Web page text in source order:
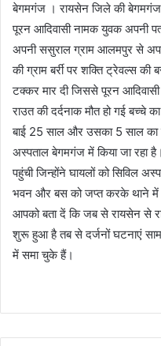
बेगमगंज । रायसेन जिले की बेगमगंज
पूरन आदिवासी नामक युवक अपनी
अपनी ससुराल ग्राम आलमपुर से अपने
की ग्राम बर्री पर शक्ति ट्रेवल्स की
टक्कर मार दी जिससे पूरन
राउत की दर्दनाक मौत हो गई बच्चे
बाई 25 साल और उसका 5 साल का
अस्पताल बेगमगंज में किया जा रहा
पहुंची जिन्होंने घायलों को सिविल
भवन और बस को जप्त करके थाने में
आपको बता दें कि जब से रायसेन से
शुरू हुआ है तब से दर्जनों घटनाएं
में समा चुके हैं।